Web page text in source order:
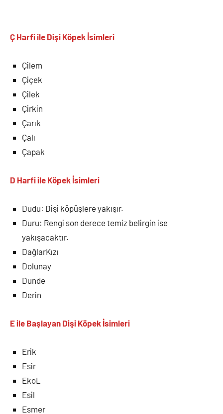
Ç Harfi ile Dişi Köpek İsimleri
Çilem
Çiçek
Çilek
Çirkin
Çarık
Çalı
Çapak
D Harfi ile Köpek İsimleri
Dudu: Dişi köpüşlere yakışır.
Duru: Rengi son derece temiz belirgin ise
yakışacaktır.
DağlarKızı
Dolunay
Dunde
Derin
E ile Başlayan Dişi Köpek İsimleri
Erik
Esir
EkoL
Esil
Esmer